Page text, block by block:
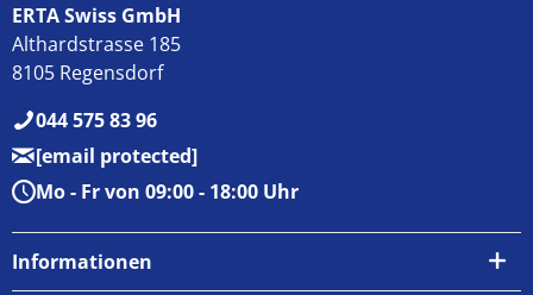
ERTA Swiss GmbH
Althardstrasse 185
8105 Regensdorf
044 575 83 96
[email protected]
Mo - Fr von 09:00 - 18:00 Uhr
Informationen